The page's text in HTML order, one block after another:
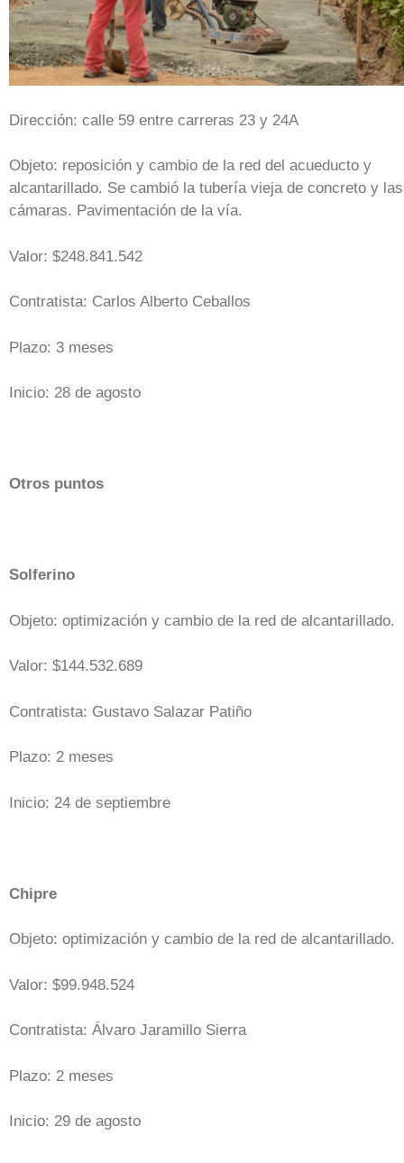
Dirección: calle 59 entre carreras 23 y 24A
Objeto: reposición y cambio de la red del acueducto y
alcantarillado. Se cambió la tubería vieja de concreto y las
cámaras. Pavimentación de la vía.
Valor: $248.841.542
Contratista: Carlos Alberto Ceballos
Plazo: 3 meses
Inicio: 28 de agosto
Otros puntos
Solferino
Objeto: optimización y cambio de la red de alcantarillado.
Valor: $144.532.689
Contratista: Gustavo Salazar Patiño
Plazo: 2 meses
Inicio: 24 de septiembre
Chipre
Objeto: optimización y cambio de la red de alcantarillado.
Valor: $99.948.524
Contratista: Álvaro Jaramillo Sierra
Plazo: 2 meses
Inicio: 29 de agosto